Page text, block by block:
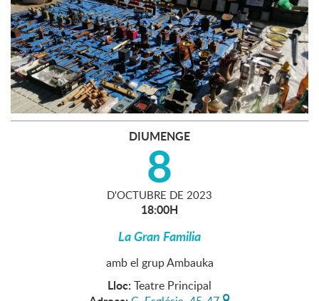
DIUMENGE
8
D'OCTUBRE DE 2023
18:00H
La Gran Familia
amb el grup Ambauka
Lloc: Teatre Principal